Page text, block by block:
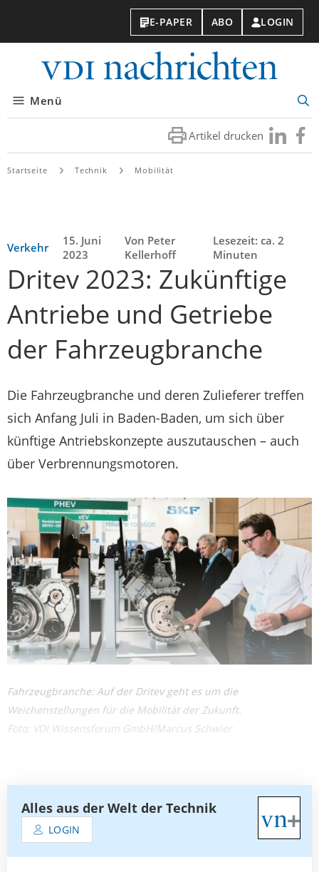
E-PAPER ABO LOGIN
Menü
Artikel drucken Besuchen
Sie
Sie
Startseite Technik Mobilität
Verkehr
15. Juni
2023
Von Peter
Kellerhoff
Lesezeit: ca. 2
Minuten
Dritev 2023: Zukünftige
Antriebe und Getriebe
der Fahrzeugbranche
Die Fahrzeugbranche und deren Zulieferer treffen
sich Anfang Juli in Baden-Baden, um sich über
künftige Antriebskonzepte auszutauschen – auch
über Verbrennungsmotoren.
Fahrzeugbranche: Auf der Dritev geht es um die
Weichenstellungen für die Mobilität der Zukunft.
Foto: VDI Wissensforum GmbH/Marcus Schwier
Alles aus der Welt der Technik
LOGIN